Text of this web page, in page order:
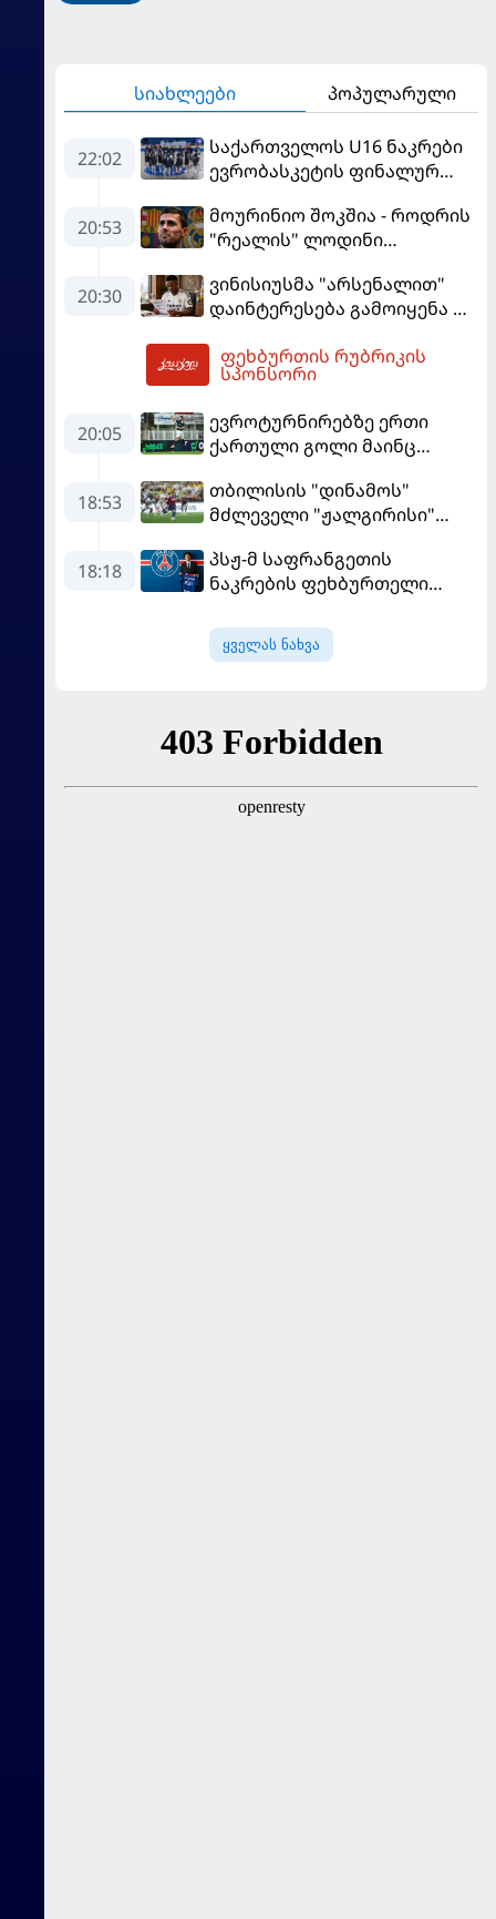
სიახლეები პოპულარული
22:02
საქართველოს U16 ნაკრები
ევრობასკეტის ფინალურ
ასპარეზობას იწყებს
20:53
მოურინიო შოკშია - როდრის
"რეალის" ლოდინი
"ბარსელონაში" გადადის
20:30
ვინისიუსმა "არსენალით"
დაინტერესება გამოიყენა და
მომგებიანად გააგრძელა
ფეხბურთის რუბრიკის
სპონსორი
20:05
ევროტურნირებზე ერთი
ქართული გოლი მაინც
18:53
თბილისის "დინამოს"
მძლეველი "ჟალგირისი"
განადგურდა
18:18
პსჟ-მ საფრანგეთის
ნაკრების ფეხბურთელი
ყველას ნახვა